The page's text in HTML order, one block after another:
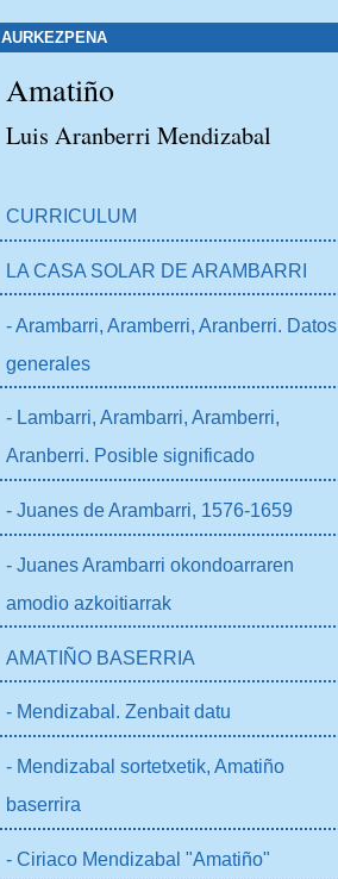
AURKEZPENA
Amatiño
Luis Aranberri Mendizabal
CURRICULUM
LA CASA SOLAR DE ARAMBARRI
- Arambarri, Aramberri, Aranberri. Datos
generales
- Lambarri, Arambarri, Aramberri,
Aranberri. Posible significado
- Juanes de Arambarri, 1576-1659
- Juanes Arambarri okondoarraren
amodio azkoitiarrak
AMATIÑO BASERRIA
- Mendizabal. Zenbait datu
- Mendizabal sortetxetik, Amatiño
baserrira
- Ciriaco Mendizabal "Amatiño"